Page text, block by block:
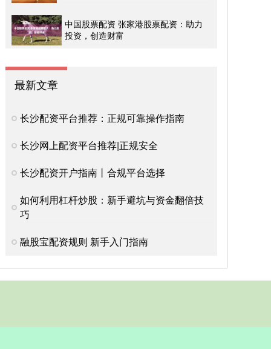
中国股票配资 张家港股票配资：助力
投资，创造财富
最新文章
长沙配资平台推荐：正规可靠操作指南
长沙网上配资平台推荐|正规安全
长沙配资开户指南丨合规平台选择
如何利用杠杆炒股：新手避坑与资金翻倍技
巧
融股宝配资规则 新手入门指南